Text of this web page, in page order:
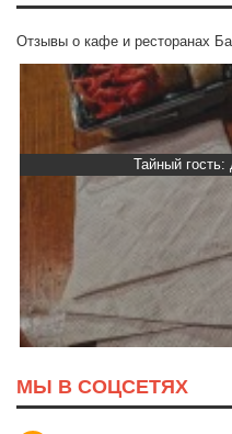
Отзывы о кафе и ресторанах
Тайный
МЫ В СОЦСЕТЯХ